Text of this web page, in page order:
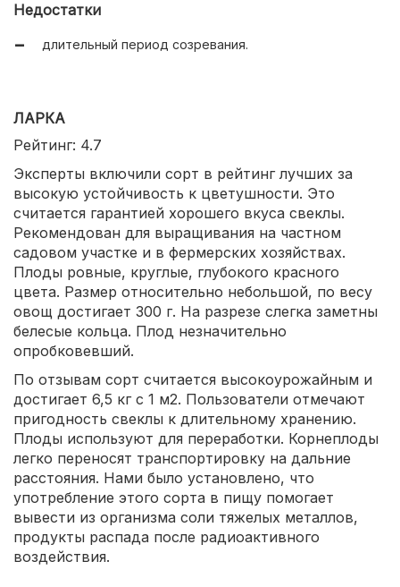
Недостатки
длительный период созревания.
ЛАРКА
Рейтинг: 4.7
Эксперты включили сорт в рейтинг лучших за
высокую устойчивость к цветушности. Это
считается гарантией хорошего вкуса свеклы.
Рекомендован для выращивания на частном
садовом участке и в фермерских хозяйствах.
Плоды ровные, круглые, глубокого красного
цвета. Размер относительно небольшой, по весу
овощ достигает 300 г. На разрезе слегка заметны
белесые кольца. Плод незначительно
опробковевший.
По отзывам сорт считается высокоурожайным и
достигает 6,5 кг с 1 м2. Пользователи отмечают
пригодность свеклы к длительному хранению.
Плоды используют для переработки. Корнеплоды
легко переносят транспортировку на дальние
расстояния. Нами было установлено, что
употребление этого сорта в пищу помогает
вывести из организма соли тяжелых металлов,
продукты распада после радиоактивного
воздействия.